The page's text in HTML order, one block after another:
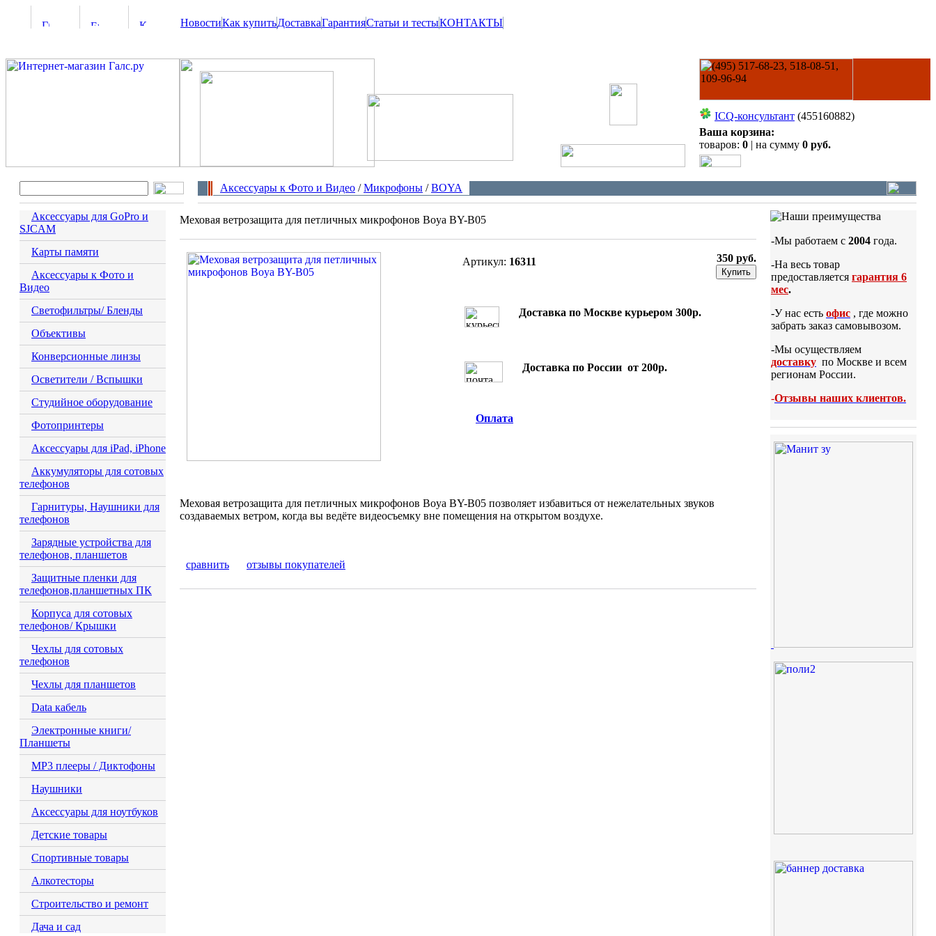
НовостиКак купитьДоставкаГарантияСтатьи и тестыКОНТАКТЫ
ICQ-консультант (455160882)
Ваша корзина:
товаров: 0 | на сумму 0 руб.
Аксессуары к Фото и Видео /Микрофоны /BOYA
Аксессуары для GoPro и
SJCAM
Карты памяти
Аксессуары к Фото и
Видео
Светофильтры/ Бленды
Объективы
Конверсионные линзы
Осветители / Вспышки
Студийное оборудование
Фотопринтеры
Аксессуары для iPad, iPhone
Аккумуляторы для сотовых
телефонов
Гарнитуры, Наушники для
телефонов
Зарядные устройства для
телефонов, планшетов
Защитные пленки для
телефонов,планшетных ПК
Корпуса для сотовых
телефонов/ Крышки
Чехлы для сотовых
телефонов
Чехлы для планшетов
Data кабель
Электронные книги/
Планшеты
MP3 плееры / Диктофоны
Наушники
Аксессуары для ноутбуков
Детские товары
Спортивные товары
Алкотесторы
Строительство и ремонт
Дача и сад
Меховая ветрозащита для петличных микрофонов Boya BY-B05
Артикул: 16311 350 руб.
Купить
Доставка по Москве курьером 300р.
Доставка по России от 200р.
Оплата
Меховая ветрозащита для петличных микрофонов Boya BY-B05 позволяет избавиться от нежелательных звуков
создаваемых ветром, когда вы ведёте видеосъемку вне помещения на открытом воздухе.
сравнить отзывы покупателей
-Мы работаем с 2004 года.
-На весь товар
предоставляется гарантия 6
мес.
-У нас есть офис , где можно
забрать заказ самовывозом.
-Мы осуществляем
доставку по Москве и всем
регионам России.
-Отзывы наших клиентов.